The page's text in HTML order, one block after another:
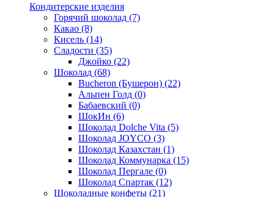
Кондитерские изделия
Горячий шоколад (7)
Какао (8)
Кисель (14)
Сладости (35)
Джойко (22)
Шоколад (68)
Bucheron (Бушерон) (22)
Альпен Голд (0)
Бабаевский (0)
ШокИн (6)
Шоколад Dolche Vita (5)
Шоколад JOYCO (3)
Шоколад Казахстан (1)
Шоколад Коммунарка (15)
Шоколад Пергале (0)
Шоколад Спартак (12)
Шоколадные конфеты (21)